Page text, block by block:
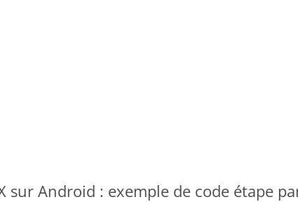
sur Android : exemple de code étape